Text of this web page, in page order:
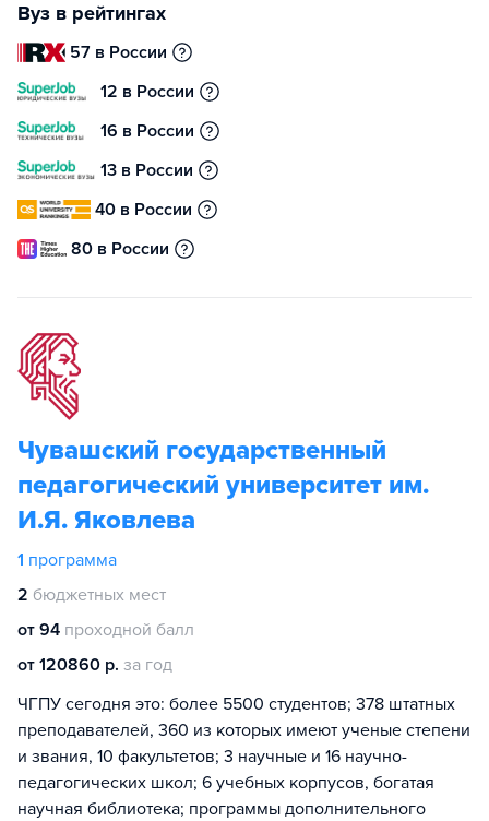
Вуз в рейтингах
57 в России
12 в России
16 в России
13 в России
40 в России
80 в России
Чувашский государственный
педагогический университет им.
И.Я. Яковлева
1 программа
2 бюджетных мест
от 94 проходной балл
от 120860 р. за год
ЧГПУ сегодня это: более 5500 студентов; 378 штатных
преподавателей, 360 из которых имеют ученые степени
и звания, 10 факультетов; 3 научные и 16 научно-
педагогических школ; 6 учебных корпусов, богатая
научная библиотека; программы дополнительного